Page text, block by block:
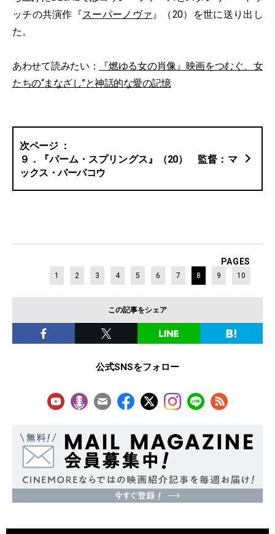
ッチの共演作『スーパーノヴァ 』（20）を世に送り出し
た。
あわせて読みたい：
『燃ゆる女の肖像』映画をつむぐ、女
たちの“まなざし”と神話的な愛の記憶
９．『パーム・スプリングス』（20） 監督：マ
ックス・バーバコウ
PAGES
1 2 3 4 5 6 7 8 9 10
この記事をシェア
公式SNSをフォロー